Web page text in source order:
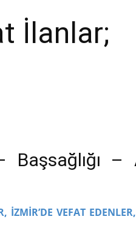
İlanlar;
Başsağlığı
İZMİR’DE VEFAT EDENLER,